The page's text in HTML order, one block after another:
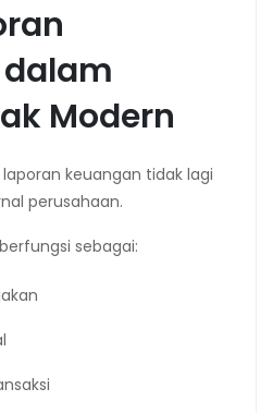
Modern
keuangan tidak lagi
perusahaan.
sebagai: